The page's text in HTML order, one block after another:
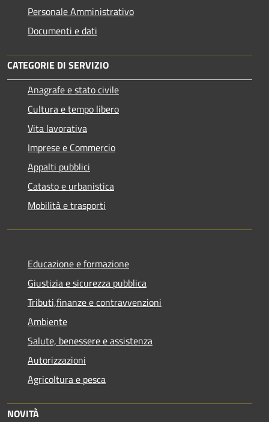
Personale Amministrativo
Documenti e dati
CATEGORIE DI SERVIZIO
Anagrafe e stato civile
Cultura e tempo libero
Vita lavorativa
Imprese e Commercio
Appalti pubblici
Catasto e urbanistica
Mobilità e trasporti
Educazione e formazione
Giustizia e sicurezza pubblica
Tributi,finanze e contravvenzioni
Ambiente
Salute, benessere e assistenza
Autorizzazioni
Agricoltura e pesca
NOVITÀ